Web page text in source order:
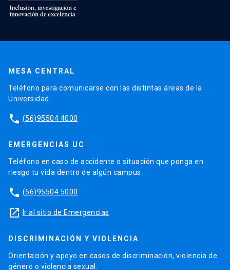
MESA CENTRAL
Teléfono para comunicarse con las distintas áreas de la
Universidad.
phone (56)95504 4000
EMERGENCIAS UC
Teléfono en caso de accidente o situación que ponga en
riesgo tu vida dentro de algún campus.
phone (56)95504 5000
launch Ir al sitio de Emergencias
DISCRIMINACIÓN Y VIOLENCIA
Orientación y apoyo en casos de discriminación, violencia de
género o violencia sexual.